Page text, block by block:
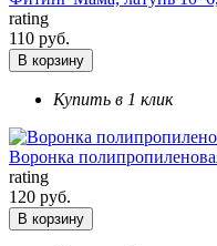
rating
110 руб.
В корзину
Купить в 1 клик
Воронка
rating
120 руб.
В корзину